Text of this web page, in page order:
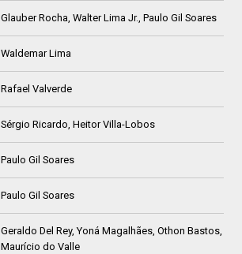
Glauber Rocha, Walter Lima Jr., Paulo Gil Soares
Waldemar Lima
Rafael Valverde
Sérgio Ricardo, Heitor Villa-Lobos
Paulo Gil Soares
Paulo Gil Soares
Geraldo Del Rey, Yoná Magalhães, Othon Bastos,
Maurício do Valle